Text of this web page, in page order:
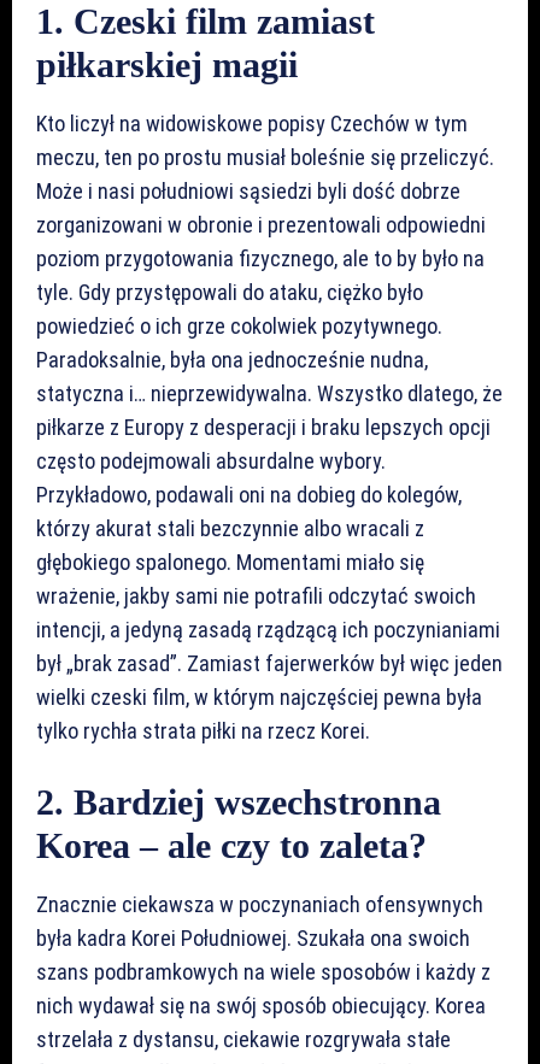
1. Czeski film zamiast
piłkarskiej magii
Kto liczył na widowiskowe popisy Czechów w tym
meczu, ten po prostu musiał boleśnie się przeliczyć.
Może i nasi południowi sąsiedzi byli dość dobrze
zorganizowani w obronie i prezentowali odpowiedni
poziom przygotowania fizycznego, ale to by było na
tyle. Gdy przystępowali do ataku, ciężko było
powiedzieć o ich grze cokolwiek pozytywnego.
Paradoksalnie, była ona jednocześnie nudna,
statyczna i… nieprzewidywalna. Wszystko dlatego, że
piłkarze z Europy z desperacji i braku lepszych opcji
często podejmowali absurdalne wybory.
Przykładowo, podawali oni na dobieg do kolegów,
którzy akurat stali bezczynnie albo wracali z
głębokiego spalonego. Momentami miało się
wrażenie, jakby sami nie potrafili odczytać swoich
intencji, a jedyną zasadą rządzącą ich poczynianiami
był „brak zasad”. Zamiast fajerwerków był więc jeden
wielki czeski film, w którym najczęściej pewna była
tylko rychła strata piłki na rzecz Korei.
2. Bardziej wszechstronna
Korea – ale czy to zaleta?
Znacznie ciekawsza w poczynaniach ofensywnych
była kadra Korei Południowej. Szukała ona swoich
szans podbramkowych na wiele sposobów i każdy z
nich wydawał się na swój sposób obiecujący. Korea
strzelała z dystansu, ciekawie rozgrywała stałe